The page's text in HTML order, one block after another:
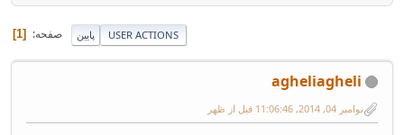
پایین صفحه 1 USER ACTIONS
agheliagheli
نوامبر 04, 2014, 11:06:46 قبل از ظهر